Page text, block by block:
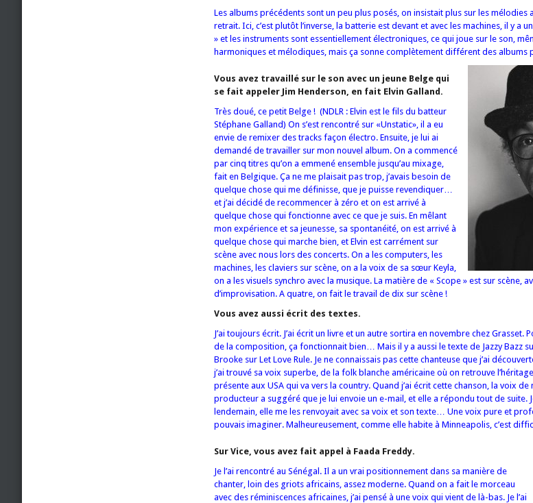
Les albums précédents sont un peu plus posés, on insistait plus sur les mélodies
retrait. Ici, c’est plutôt l’inverse, la batterie est devant et avec les machines, il y a
» et les instruments sont essentiellement électroniques, ce qui joue sur le son,
harmoniques et mélodiques, mais ça sonne complètement différent des albums
Vous avez travaillé sur le son avec un jeune Belge qui
se fait appeler Jim Henderson, en fait Elvin Galland.
Très doué, ce petit Belge ! (NDLR : Elvin est le fils du batteur
Stéphane Galland) On s’est rencontré sur «Unstatic», il a eu
envie de remixer des tracks façon électro. Ensuite, je lui ai
demandé de travailler sur mon nouvel album. On a commencé
par cinq titres qu’on a emmené ensemble jusqu’au mixage,
fait en Belgique. Ça ne me plaisait pas trop, j’avais besoin de
quelque chose qui me définisse, que je puisse revendiquer…
et j’ai décidé de recommencer à zéro et on est arrivé à
quelque chose qui fonctionne avec ce que je suis. En mêlant
mon expérience et sa jeunesse, sa spontanéité, on est arrivé à
quelque chose qui marche bien, et Elvin est carrément sur
scène avec nous lors des concerts. On a les computers, les
machines, les claviers sur scène, on a la voix de sa sœur Keyla,
on a les visuels synchro avec la musique. La matière de « Scope » est sur scène,
d’improvisation. A quatre, on fait le travail de dix sur scène !
Vous avez aussi écrit des textes.
J’ai toujours écrit. J’ai écrit un livre et un autre sortira en novembre chez Grasset.
de la composition, ça fonctionnait bien… Mais il y a aussi le texte de Jazzy Bazz
Brooke sur Let Love Rule. Je ne connaissais pas cette chanteuse que j’ai
j’ai trouvé sa voix superbe, de la folk blanche américaine où on retrouve
présente aux USA qui va vers la country. Quand j’ai écrit cette chanson, la voix
producteur a suggéré que je lui envoie un e-mail, et elle a répondu tout de suite.
lendemain, elle me les renvoyait avec sa voix et son texte… Une voix pure et
pouvais imaginer. Malheureusement, comme elle habite à Minneapolis, c’est
Sur Vice, vous avez fait appel à Faada Freddy.
Je l’ai rencontré au Sénégal. Il a un vrai positionnement dans sa manière de
chanter, loin des griots africains, assez moderne. Quand on a fait le morceau
avec des réminiscences africaines, j’ai pensé à une voix qui vient de là-bas. Je l’ai